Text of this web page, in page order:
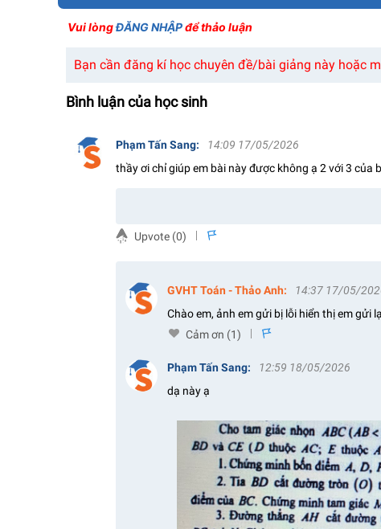
Vui lòngĐĂNG NHẬPđể thảo luận
Bạn cần đăng kí học chuyên đề/bài giảng này hoặc
Bình luận của học sinh
Phạm Tấn Sang:
14:09 17/05/2026
thầy ơi chỉ giúp em bài này được không ạ 2 với 3 của
Upvote (0)
GVHT Toán - Thảo Anh:
14:37 17/05/
Chào em, ảnh em gửi bị lỗi hiển thị em gửi
Cảm ơn (1)
Phạm Tấn Sang:
12:59 18/05/2026
dạ này ạ